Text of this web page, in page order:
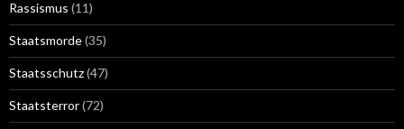
Rassismus (11)
Staatsmorde(35)
Staatsschutz(47)
Staatsterror(72)